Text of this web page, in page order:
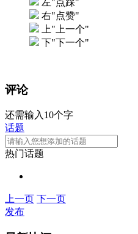
左"点踩"
右"点赞"
上"上一个"
下"下一个"
评论
还需输入10个字
话题
热门话题
上一页 下一页
发布